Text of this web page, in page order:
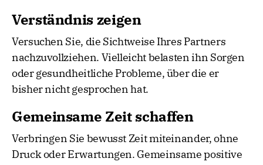
Verständnis zeigen
Versuchen Sie, die Sichtweise Ihres Partners
nachzuvollziehen. Vielleicht belasten ihn Sorgen
oder gesundheitliche Probleme, über die er
bisher nicht gesprochen hat.
Gemeinsame Zeit schaffen
Verbringen Sie bewusst Zeit miteinander, ohne
Druck oder Erwartungen. Gemeinsame positive